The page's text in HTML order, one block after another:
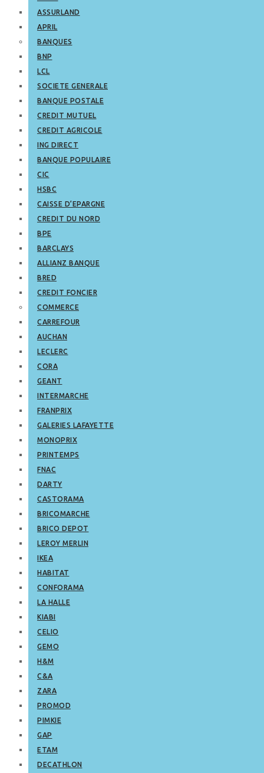
ASSURLAND
APRIL
BANQUES
BNP
LCL
SOCIETE GENERALE
BANQUE POSTALE
CREDIT MUTUEL
CREDIT AGRICOLE
ING DIRECT
BANQUE POPULAIRE
CIC
HSBC
CAISSE D’EPARGNE
CREDIT DU NORD
BPE
BARCLAYS
ALLIANZ BANQUE
BRED
CREDIT FONCIER
COMMERCE
CARREFOUR
AUCHAN
LECLERC
CORA
GEANT
INTERMARCHE
FRANPRIX
GALERIES LAFAYETTE
MONOPRIX
PRINTEMPS
FNAC
DARTY
CASTORAMA
BRICOMARCHE
BRICO DEPOT
LEROY MERLIN
IKEA
HABITAT
CONFORAMA
LA HALLE
KIABI
CELIO
GEMO
H&M
C&A
ZARA
PROMOD
PIMKIE
GAP
ETAM
DECATHLON